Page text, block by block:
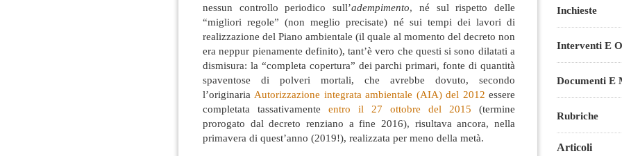
nessun controllo periodico sull’adempimento, né sul rispetto delle
“migliori regole” (non meglio precisate) né sui tempi dei lavori di
realizzazione del Piano ambientale (il quale al momento del decreto non
era neppur pienamente definito), tant’è vero che questi si sono dilatati a
dismisura: la “completa copertura” dei parchi primari, fonte di quantità
spaventose di polveri mortali, che avrebbe dovuto, secondo
l’originaria Autorizzazione integrata ambientale (AIA) del 2012 essere
completata tassativamente entro il 27 ottobre del 2015 (termine
prorogato dal decreto renziano a fine 2016), risultava ancora, nella
primavera di quest’anno (2019!), realizzata per meno della metà.
Inchieste
Interventi E
Documenti E
Rubriche
Articoli